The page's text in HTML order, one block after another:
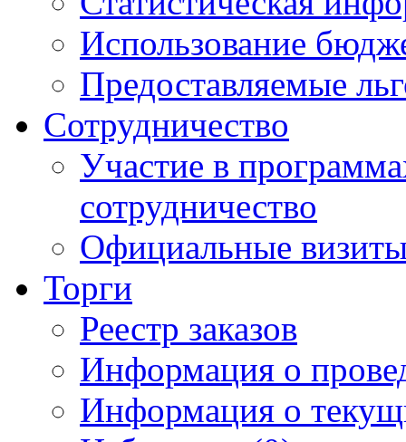
Использование
Предоставляемые
Сотрудничество
Участие в
сотрудничество
Официальные
Торги
Реестр заказов
Информация о
Информация о